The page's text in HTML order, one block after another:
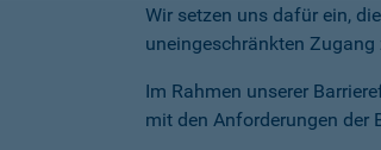
Wir setzen uns dafür ein,
uneingeschränkten
Im Rahmen unserer
mit den Anforderungen der